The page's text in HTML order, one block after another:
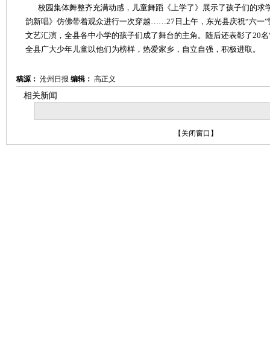
校园集体舞整齐充满动感，儿童舞蹈《上学了》展示了孩子们的求
韵新唱》仿佛带着观众进行一次穿越……27日上午，东光县庆祝“六一
文艺汇演，全县各中小学的孩子们成了舞台的主角。随后还表彰了20
全县广大少年儿童以他们为榜样，热爱家乡，自立自强，积极进取。
稿源： 沧州日报 编辑： 高正义
相关新闻
【 关闭窗口 】